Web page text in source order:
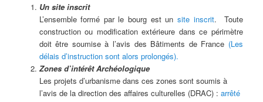
Un site inscrit
L’ensemble formé par le bourg est unsite inscrit. Toute
construction ou modification extérieure dans ce périmètre
doit être soumise à l’avis des Bâtiments de France (Les
délais d’instruction sont alors prolongés).
Zones d’intérêt Archéologique
Les projets d’urbanisme dans ces zones sont soumis à
l’avis de la direction des affaires culturelles (DRAC) : arrêté